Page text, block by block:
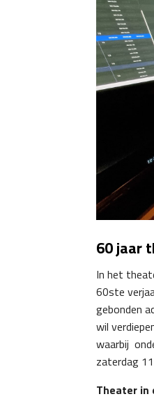
60 jaar
In het
60ste
gebonden
wil
waarbij
zaterdag
Theater in